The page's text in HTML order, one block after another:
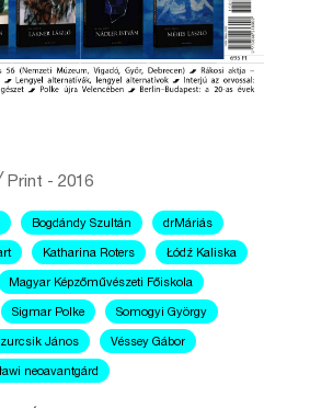
Print - 2016
Bogdándy Szultán drMáriás
Katharina Roters Łódź Kaliska
Magyar Képzőművészeti Főiskola
Sigmar Polke Somogyi György
János Véssey Gábor
neoavantgárd